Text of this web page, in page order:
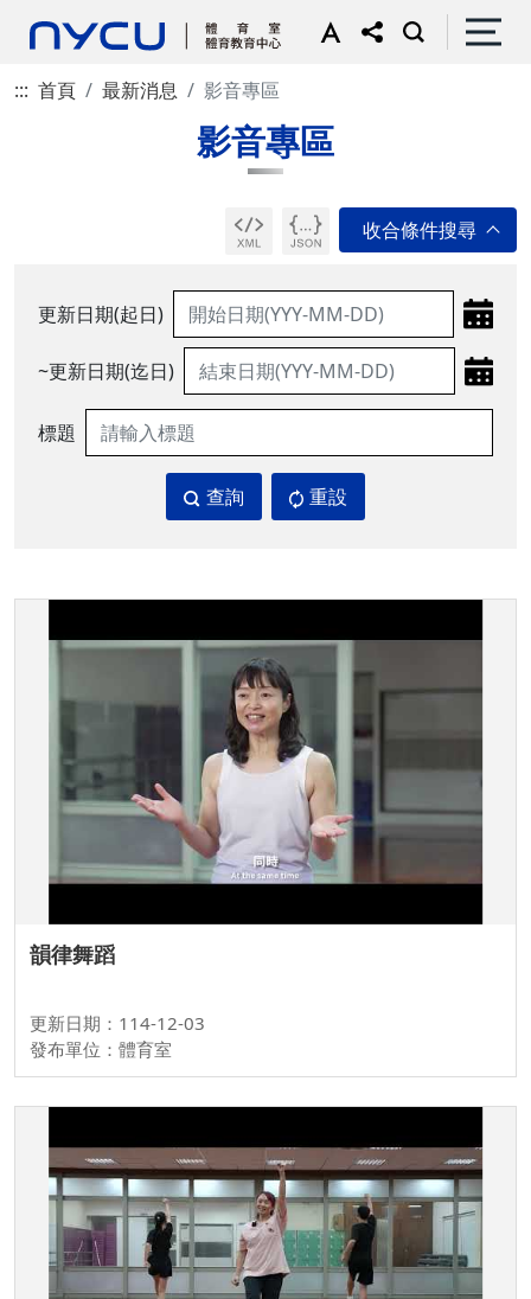
::: 首頁 最新消息 影音專區
影音專區
更新日期(起日)
~更新日期(迄日)
標題
查詢 重設
韻律舞蹈
更新日期：114-12-03
發布單位：體育室